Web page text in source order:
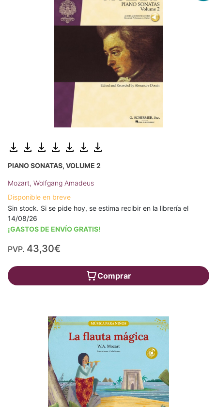
PIANO SONATAS, VOLUME 2
Mozart, Wolfgang Amadeus
Disponible en breve
Sin stock. Si se pide hoy, se estima recibir en la librería el
14/08/26
¡GASTOS DE ENVÍO GRATIS!
PVP. 43,30€
Comprar